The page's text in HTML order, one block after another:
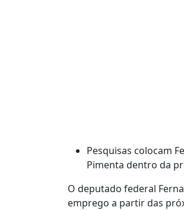
Pesquisas colocam
Pimenta dentro da
O deputado federal
emprego a partir das